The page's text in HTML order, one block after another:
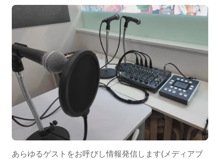
あらゆるゲストをお呼びし情報発信します(メディアブ